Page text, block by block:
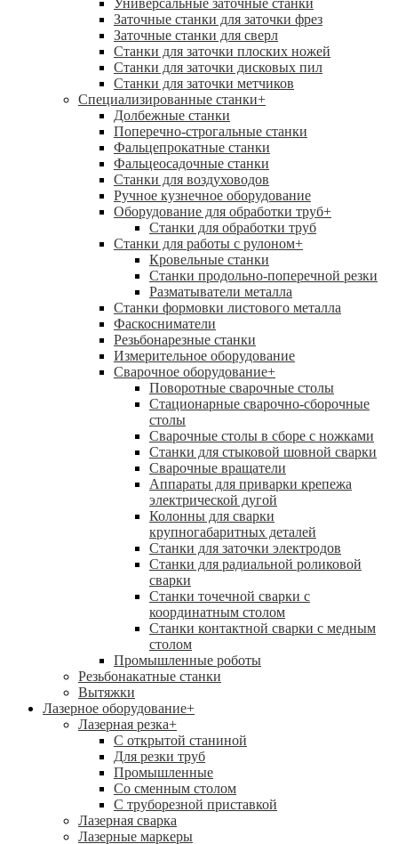
Универсальные заточные станки
Заточные станки для заточки фрез
Заточные станки для сверл
Станки для заточки плоских ножей
Станки для заточки дисковых пил
Станки для заточки метчиков
Специализированные станки+
Долбежные станки
Поперечно-строгальные станки
Фальцепрокатные станки
Фальцеосадочные станки
Станки для воздуховодов
Ручное кузнечное оборудование
Оборудование для обработки труб+
Станки для обработки труб
Станки для работы с рулоном+
Кровельные станки
Станки продольно-поперечной резки
Разматыватели металла
Станки формовки листового металла
Фаскосниматели
Резьбонарезные станки
Измерительное оборудование
Сварочное оборудование+
Поворотные сварочные столы
Стационарные сварочно-сборочные
столы
Сварочные столы в сборе с ножками
Станки для стыковой шовной сварки
Сварочные вращатели
Аппараты для приварки крепежа
электрической дугой
Колонны для сварки
крупногабаритных деталей
Станки для заточки электродов
Станки для радиальной роликовой
сварки
Станки точечной сварки с
координатным столом
Станки контактной сварки с медным
столом
Промышленные роботы
Резьбонакатные станки
Вытяжки
Лазерное оборудование+
Лазерная резка+
С открытой станиной
Для резки труб
Промышленные
Со сменным столом
С труборезной приставкой
Лазерная сварка
Лазерные маркеры